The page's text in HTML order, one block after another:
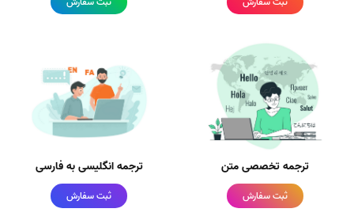
ترجمه تخصصی متن
ثبت سفارش
ترجمه انگلیسی به فارسی
ثبت سفارش